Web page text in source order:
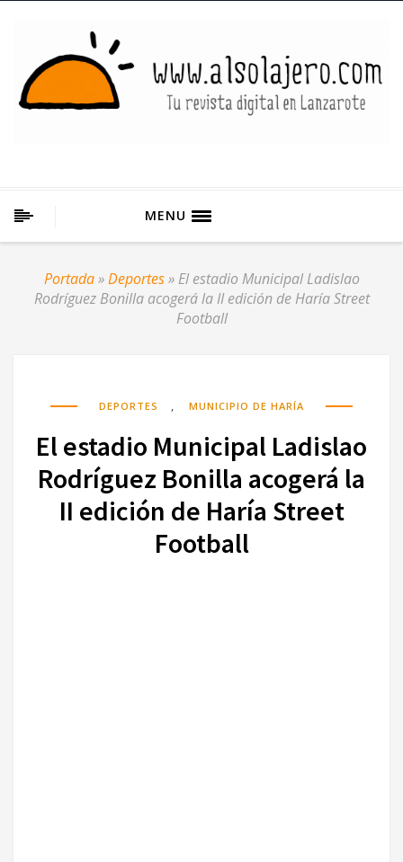
MENU
Portada»Deportes» El estadio Municipal Ladislao
Rodríguez Bonilla acogerá la II edición de Haría Street
Football
DEPORTES , MUNICIPIO DE HARÍA
El estadio Municipal Ladislao
Rodríguez Bonilla acogerá la
II edición de Haría Street
Football